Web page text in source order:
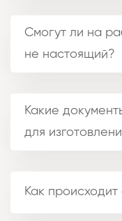
Смогут ли на
не настоящий?
Какие
для
Как